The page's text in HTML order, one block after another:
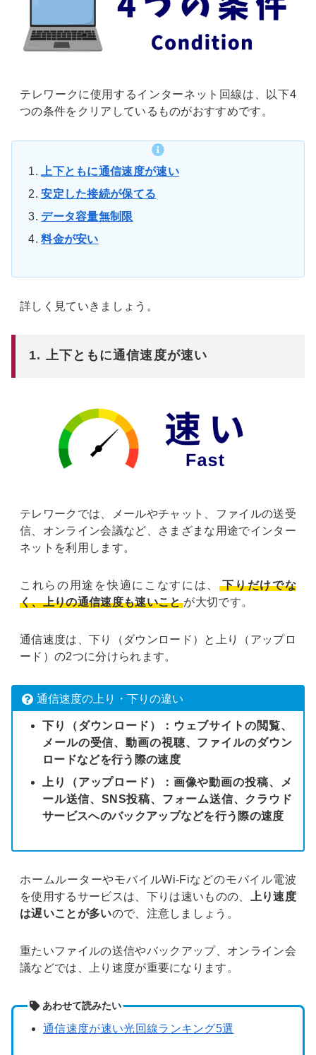
テレワークに使用するインターネット回線は、以下4
つの条件をクリアしているものがおすすめです。
上下ともに通信速度が速い
安定した接続が保てる
データ容量無制限
料金が安い
詳しく見ていきましょう。
1. 上下ともに通信速度が速い
テレワークでは、メールやチャット、ファイルの送受
信、オンライン会議など、さまざまな用途でインター
ネットを利用します。
これらの用途を快適にこなすには、 下りだけでな
く、上りの通信速度も速いこと が大切です。
通信速度は、下り（ダウンロード）と上り（アップロ
ード）の2つに分けられます。
通信速度の上り・下りの違い
下り（ダウンロード）：ウェブサイトの閲覧、
メールの受信、動画の視聴、ファイルのダウン
ロードなどを行う際の速度
上り（アップロード）：画像や動画の投稿、メ
ール送信、SNS投稿、フォーム送信、クラウド
サービスへのバックアップなどを行う際の速度
ホームルーターやモバイルWi-Fiなどのモバイル電波
を使用するサービスは、下りは速いものの、
上り速度
は遅いことが多いので、注意しましょう。
重たいファイルの送信やバックアップ、オンライン会
議などでは、上り速度が重要になります。
あわせて読みたい
通信速度が速い光回線ランキング5選